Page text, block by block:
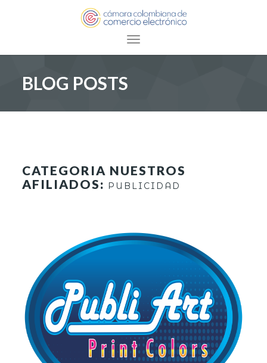
Toggle navigation
BLOG POSTS
CATEGORIA NUESTROS
AFILIADOS: PUBLICIDAD